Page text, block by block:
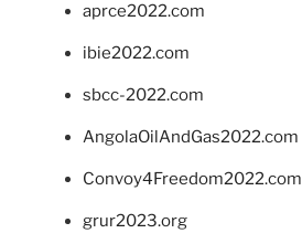
aprce2022.com
ibie2022.com
sbcc-2022.com
AngolaOilAndGas2022.com
Convoy4Freedom2022.com
grur2023.org